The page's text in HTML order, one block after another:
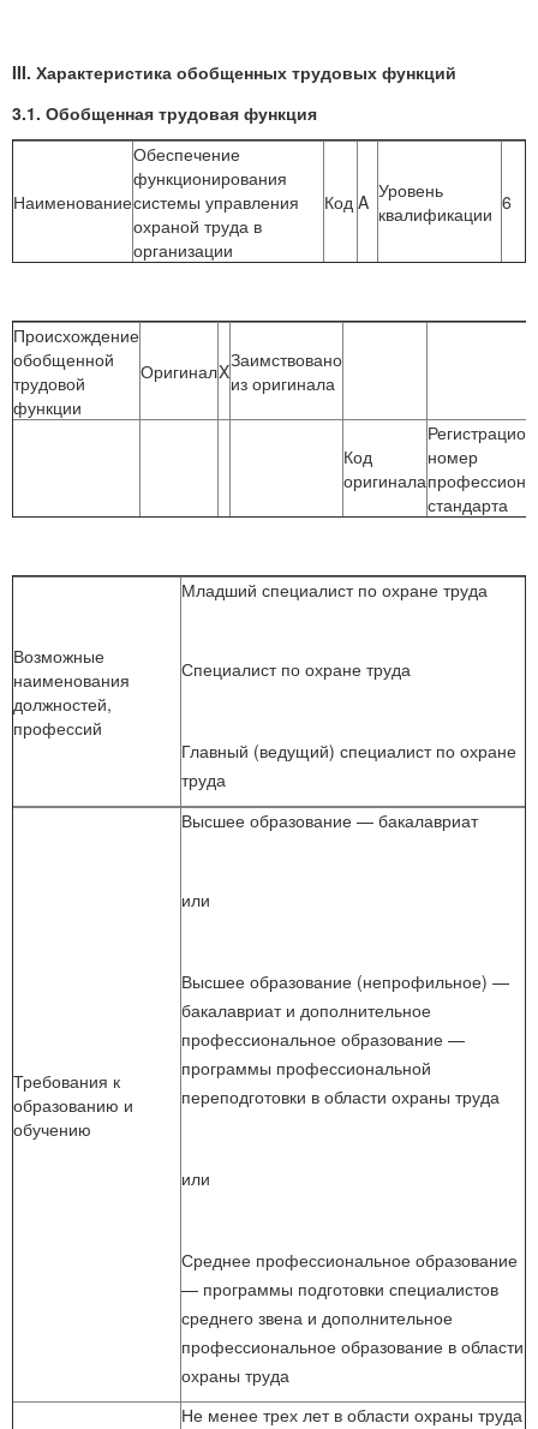
III. Характеристика обобщенных трудовых функций
3.1. Обобщенная трудовая функция
Наименование
Обеспечение
функционирования
системы управления
охраной труда в
организации
Код A Уровень
квалификации 6
Происхождение
обобщенной
трудовой
функции
ОригиналXЗаимствовано
из оригинала
Код
оригинала
номер
стандарта
Возможные
наименования
должностей,
профессий
Младший специалист по охране труда
Специалист по охране труда
Главный (ведущий) специалист по охране
труда
Требования к
образованию и
обучению
Высшее образование — бакалавриат
или
Высшее образование (непрофильное) —
бакалавриат и дополнительное
профессиональное образование —
программы профессиональной
переподготовки в области охраны труда
или
Среднее профессиональное образование
— программы подготовки специалистов
среднего звена и дополнительное
профессиональное образование в области
охраны труда
Не менее трех лет в области охраны труда